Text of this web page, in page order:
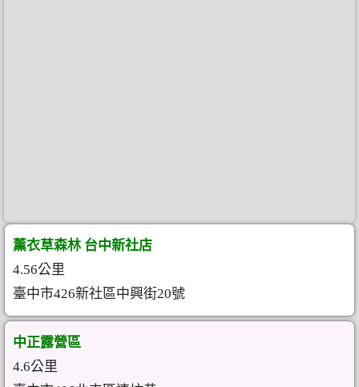
薰衣草森林 台中新社店
4.56公里
臺中市426新社區中興街20號
中正露營區
4.6公里